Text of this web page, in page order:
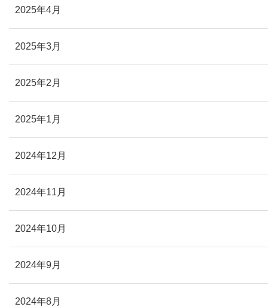
2025年4月
2025年3月
2025年2月
2025年1月
2024年12月
2024年11月
2024年10月
2024年9月
2024年8月